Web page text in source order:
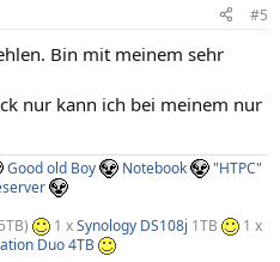
#5
Bin mit meinem sehr
nur kann ich bei meinem nur
Good old Boy Notebook
"HTPC"
1 xSynology DS108j 1TB
1 x
Duo 4TB